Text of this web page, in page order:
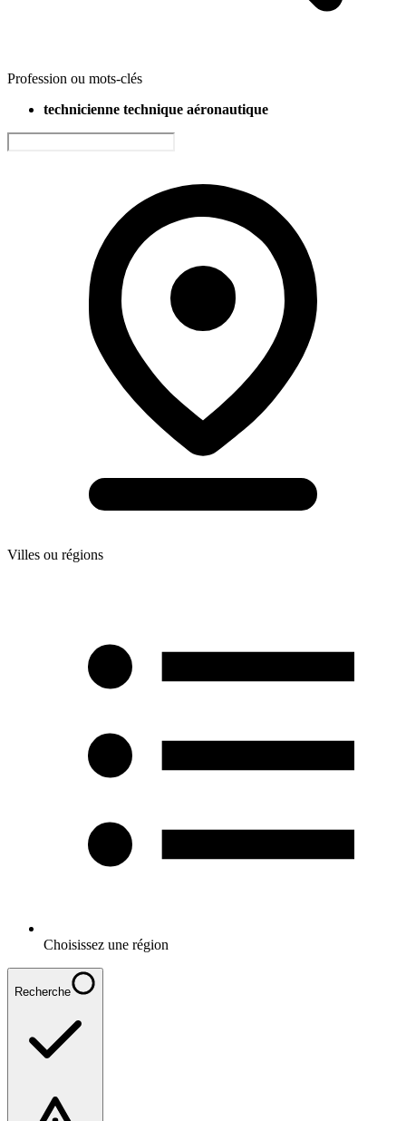
Profession ou mots-clés
technicienne technique aéronautique
Villes ou régions
Choisissez une région
Recherche